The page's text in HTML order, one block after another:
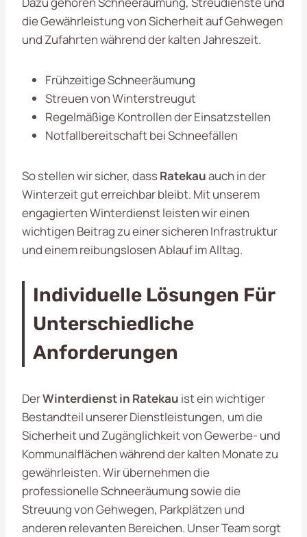
die Gewährleistung von Sicherheit auf Gehwegen
und Zufahrten während der kalten Jahreszeit.
Frühzeitige Schneeräumung
Streuen von Winterstreugut
Regelmäßige Kontrollen der Einsatzstellen
Notfallbereitschaft bei Schneefällen
So stellen wir sicher, dassRatekauauch in der
Winterzeit gut erreichbar bleibt. Mit unserem
engagierten Winterdienst leisten wir einen
wichtigen Beitrag zu einer sicheren Infrastruktur
und einem reibungslosen Ablauf im Alltag.
Individuelle Lösungen Für
Unterschiedliche
Anforderungen
DerWinterdienst in Ratekau ist ein wichtiger
Bestandteil unserer Dienstleistungen, um die
Sicherheit und Zugänglichkeit von Gewerbe- und
Kommunalflächen während der kalten Monate zu
gewährleisten. Wir übernehmen die
professionelle Schneeräumung sowie die
Streuung von Gehwegen, Parkplätzen und
anderen relevanten Bereichen. Unser Team sorgt